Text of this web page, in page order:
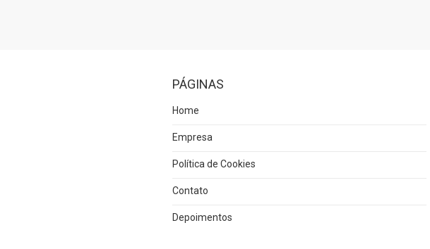
PÁGINAS
Home
Empresa
Política de Cookies
Contato
Depoimentos